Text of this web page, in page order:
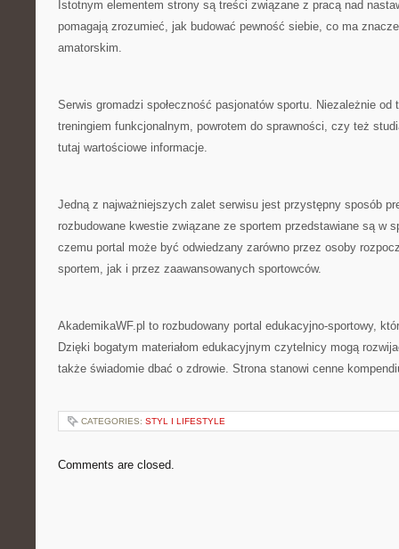
Istotnym elementem strony są treści związane z pracą nad
pomagają zrozumieć, jak budować pewność siebie, co ma
amatorskim.
Serwis gromadzi społeczność pasjonatów sportu. Niezależnie
treningiem funkcjonalnym, powrotem do sprawności, czy też
tutaj wartościowe informacje.
Jedną z najważniejszych zalet serwisu jest przystępny sposób
rozbudowane kwestie związane ze sportem przedstawiane są w
czemu portal może być odwiedzany zarówno przez osoby
sportem, jak i przez zaawansowanych sportowców.
AkademikaWF.pl to rozbudowany portal edukacyjno-sportowy,
Dzięki bogatym materiałom edukacyjnym czytelnicy mogą
także świadomie dbać o zdrowie. Strona stanowi cenne
CATEGORIES: STYL I LIFESTYLE
Comments are closed.